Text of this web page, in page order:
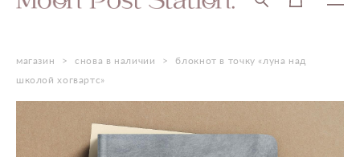
магазин > снова в наличии >
блокнот в точку «луна над
школой хогвартс»